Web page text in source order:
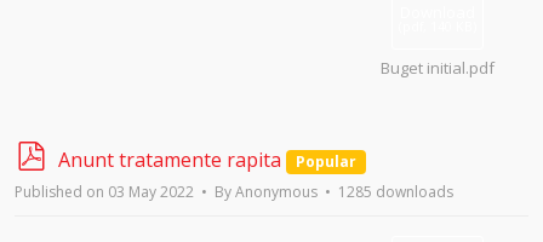
Buget initial.pdf
p
f
Anunt tratamente rapita
Popular
Published on 03 May 2022
ByAnonymous 1285 downloads